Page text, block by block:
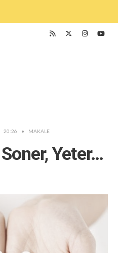
20:26 • MAKALE
Yeter…